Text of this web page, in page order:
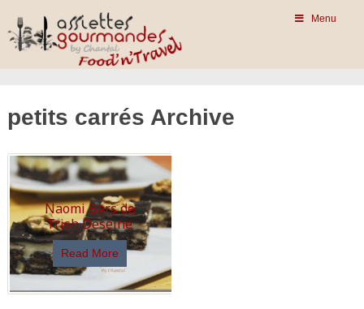
Menu
petits carrés Archive
Naomi Bars de
Trish Deseine
Read More